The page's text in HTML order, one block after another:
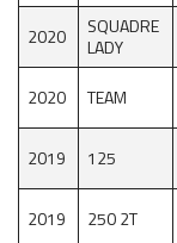
2020
SQUADRE
LADY
2020 TEAM
2019
125
2019
250 2T